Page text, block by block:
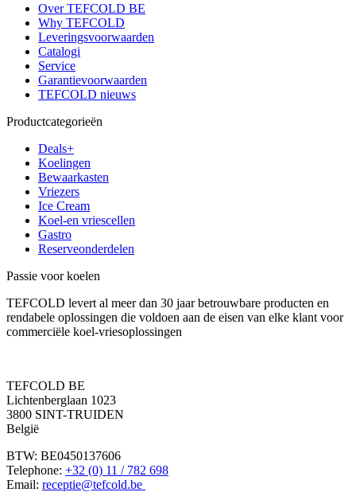
Over TEFCOLD BE
Why TEFCOLD
Leveringsvoorwaarden
Catalogi
Service
Garantievoorwaarden
TEFCOLD nieuws
Productcategorieën
Deals+
Koelingen
Bewaarkasten
Vriezers
Ice Cream
Koel-en vriescellen
Gastro
Reserveonderdelen
Passie voor koelen
TEFCOLD levert al meer dan 30 jaar betrouwbare producten en
rendabele oplossingen die voldoen aan de eisen van elke klant voor
commerciële koel-vriesoplossingen
TEFCOLD BE
Lichtenberglaan 1023
3800 SINT-TRUIDEN
België
BTW: BE0450137606
Telephone: +32 (0) 11 / 782 698
Email: receptie@tefcold.be